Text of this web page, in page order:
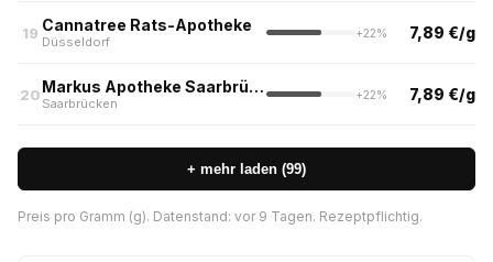
19 Cannatree Rats-Apotheke
Düsseldorf
+22% 7,89 €/g
20 Markus Apotheke Saarbrücken
Saarbrücken
+22% 7,89 €/g
+ mehr laden (99)
Preis pro Gramm (g). Datenstand: vor 9 Tagen. Rezeptpflichtig.